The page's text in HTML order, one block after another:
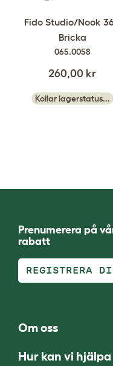
Fido Studio/Nook
Bricka
065.0058
260,00 kr
Kollar lagerstatus...
Prenumerera på
rabatt
REGISTRERA
Om oss
Hur kan vi